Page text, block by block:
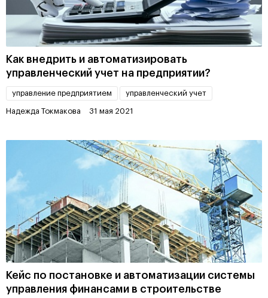
Как внедрить и автоматизировать
управленческий учет на предприятии?
управление предприятием управленческий учет
Надежда Токмакова 31 мая 2021
Кейс по постановке и автоматизации системы
управления финансами в строительстве